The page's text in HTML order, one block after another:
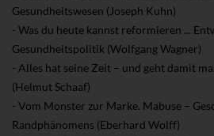
Gesundheitswesen (Joseph Kuhn)
- Was du heute kannst reformieren ...
Gesundheitspolitik (Wolfgang Wagner)
- Alles hat seine Zeit – und geht damit
(Helmut Schaaf)
- Vom Monster zur Marke. Mabuse –
Randphänomens (Eberhard Wolff)